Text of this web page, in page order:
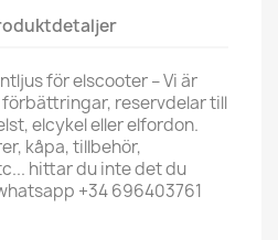
för elscooter – Vi är
reservdelar till
elcykel eller elfordon.
kåpa, tillbehör,
hittar du inte det du
+34 696403761